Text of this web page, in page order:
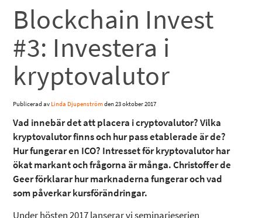
Blockchain Invest
#3: Investera i
kryptovalutor
Publicerad av Linda Djupenströmden23 oktober 2017
Vad innebär det att placera i cryptovalutor? Vilka
kryptovalutor finns och hur pass etablerade är de?
Hur fungerar en ICO? Intresset för kryptovalutor har
ökat markant och frågorna är många. Christoffer de
Geer förklarar hur marknaderna fungerar och vad
som påverkar kursförändringar.